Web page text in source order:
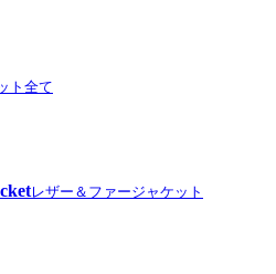
ト全て
レザー＆ファージャケット